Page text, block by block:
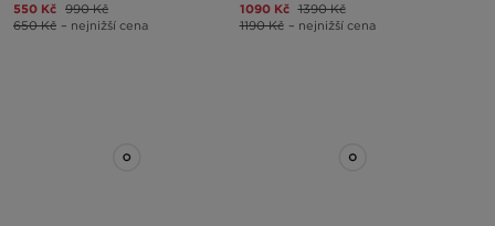
550 Kč 990 Kč
650 Kč – nejnižší cena
1090 Kč 1390 Kč
1190 Kč – nejnižší cena